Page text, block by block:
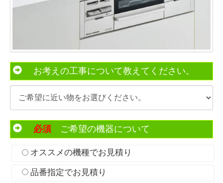
お考えの工事について教えてください。
必須 ご希望の機器について
オススメの機種でお見積り
品番指定でお見積り